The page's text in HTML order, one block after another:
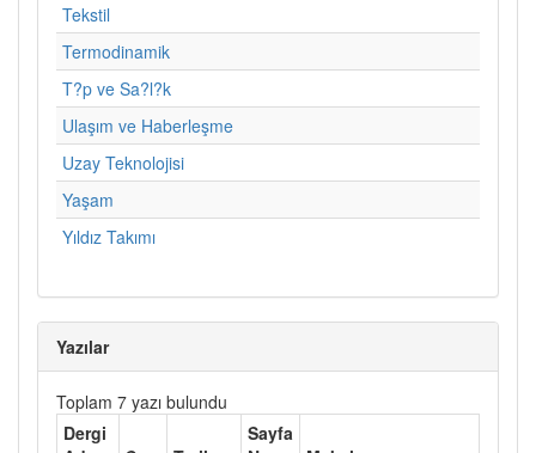
Tekstil
Termodinamik
T?p ve Sa?l?k
Ulaşım ve Haberleşme
Uzay Teknolojisi
Yaşam
Yıldız Takımı
Yazılar
Toplam 7 yazı bulundu
Dergi
Sayfa